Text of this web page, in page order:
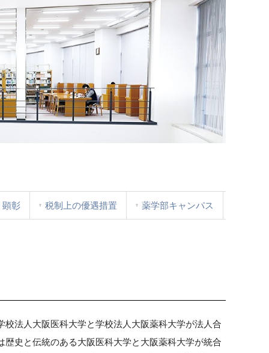
顕彰 税制上の優遇措置 薬学部キャンパス
法人大阪医科大学と学校法人大阪薬科大学が法人合
史と伝統のある大阪医科大学と大阪薬科大学が統合